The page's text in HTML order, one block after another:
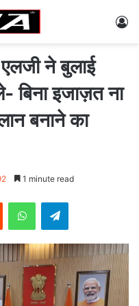
ने बुलाई
बिना इजाज़त ना
बनाने का
1 minute read